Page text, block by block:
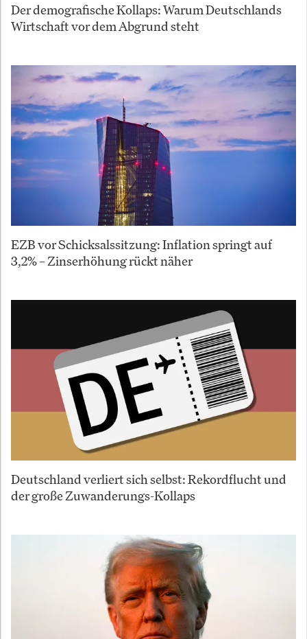
Der demografische Kollaps: Warum Deutschlands
Wirtschaft vor dem Abgrund steht
EZB vor Schicksalssitzung: Inflation springt auf
3,2% – Zinserhöhung rückt näher
Deutschland verliert sich selbst: Rekordflucht und
der große Zuwanderungs-Kollaps